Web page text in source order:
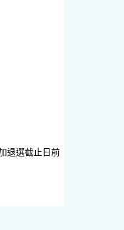
退選截止日前